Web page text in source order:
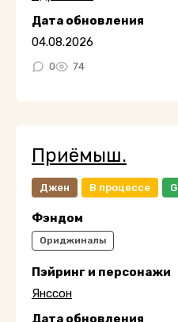
Дата обновления
04.08.2026
0 74
Приёмыш.
Джен В процессе G
Фэндом
Ориджиналы
Пэйринг и персонажи
Янссон
Дата обновления